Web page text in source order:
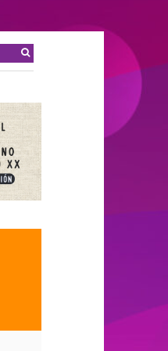
Soma
Soma